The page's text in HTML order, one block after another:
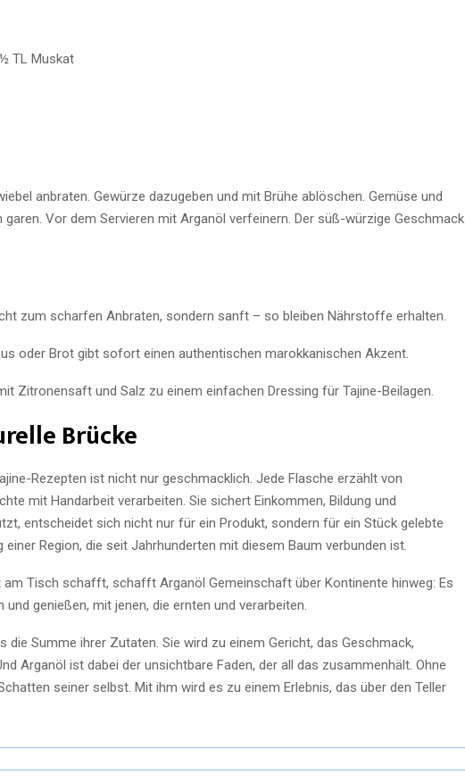
TL Muskat
anbraten. Gewürze dazugeben und mit Brühe ablöschen. Gemüse und
Vor dem Servieren mit Arganöl verfeinern. Der süß-würzige Geschmack
zum scharfen Anbraten, sondern sanft – so bleiben Nährstoffe erhalten.
oder Brot gibt sofort einen authentischen marokkanischen Akzent.
Zitronensaft und Salz zu einem einfachen Dressing für Tajine-Beilagen.
Brücke
Rezepten ist nicht nur geschmacklich. Jede Flasche erzählt von
mit Handarbeit verarbeiten. Sie sichert Einkommen, Bildung und
entscheidet sich nicht nur für ein Produkt, sondern für ein Stück gelebte
Region, die seit Jahrhunderten mit diesem Baum verbunden ist.
am Tisch schafft, schafft Arganöl Gemeinschaft über Kontinente hinweg: Es
genießen, mit jenen, die ernten und verarbeiten.
die Summe ihrer Zutaten. Sie wird zu einem Gericht, das Geschmack,
Arganöl ist dabei der unsichtbare Faden, der all das zusammenhält. Ohne
seiner selbst. Mit ihm wird es zu einem Erlebnis, das über den Teller